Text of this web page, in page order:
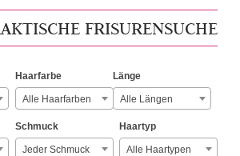
FRISURENSUCHE
Haarfarbe
Alle Haarfarben
Länge
Alle Längen
Schmuck
Jeder Schmuck
Haartyp
Alle Haartypen